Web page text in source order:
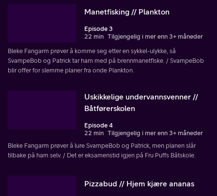
Manetfisking // Plankton
Episode 3
22 min Tilgjengelig i mer enn 3+ måneder
Bleke Fangarm prøver å komme seg etter en sykkel-ulykke, så
SvampeBob og Patrick tar ham med på brennmanetfiske. / SvampeBob
blir offer for slemme planer fra onde Plankton.
Uskikkelige undervannsvenner //
Båtførerskolen
Episode 4
22 min Tilgjengelig i mer enn 3+ måneder
Bleke Fangarm prøver å lure SvampeBob og Patrick, men planen slår
tilbake på ham selv. / Det er eksamenstid igjen på Fru Puffs Båtskole.
Pizzabud // Hjem kjære ananas